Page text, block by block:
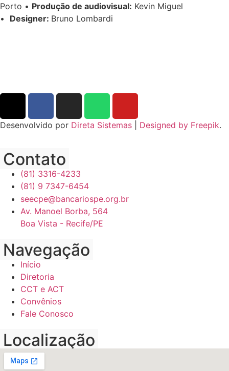
Porto • Produção de audiovisual: Kevin Miguel
•
Designer: Bruno Lombardi
Desenvolvido por Direta Sistemas Designed by Freepik.
Contato
(81) 3316-4233
(81) 9 7347-6454
seecpe@bancariospe.org.br
Av. Manoel Borba, 564
Boa Vista - Recife/PE
Navegação
Início
Diretoria
CCT e ACT
Convênios
Fale Conosco
Localização